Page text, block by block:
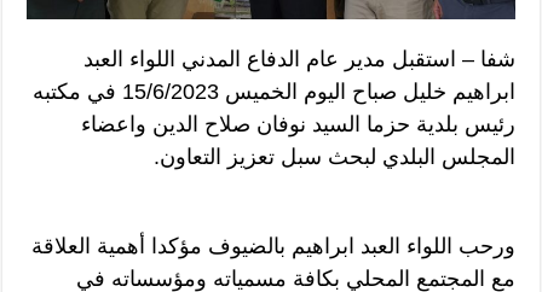
شفا – استقبل مدير عام الدفاع المدني اللواء العبد
ابراهيم خليل صباح اليوم الخميس 15/6/2023 في مكتبه
رئيس بلدية حزما السيد نوفان صلاح الدين واعضاء
المجلس البلدي لبحث سبل تعزيز التعاون.
ورحب اللواء العبد ابراهيم بالضيوف مؤكدا أهمية العلاقة
مع المجتمع المحلي بكافة مسمياته ومؤسساته في